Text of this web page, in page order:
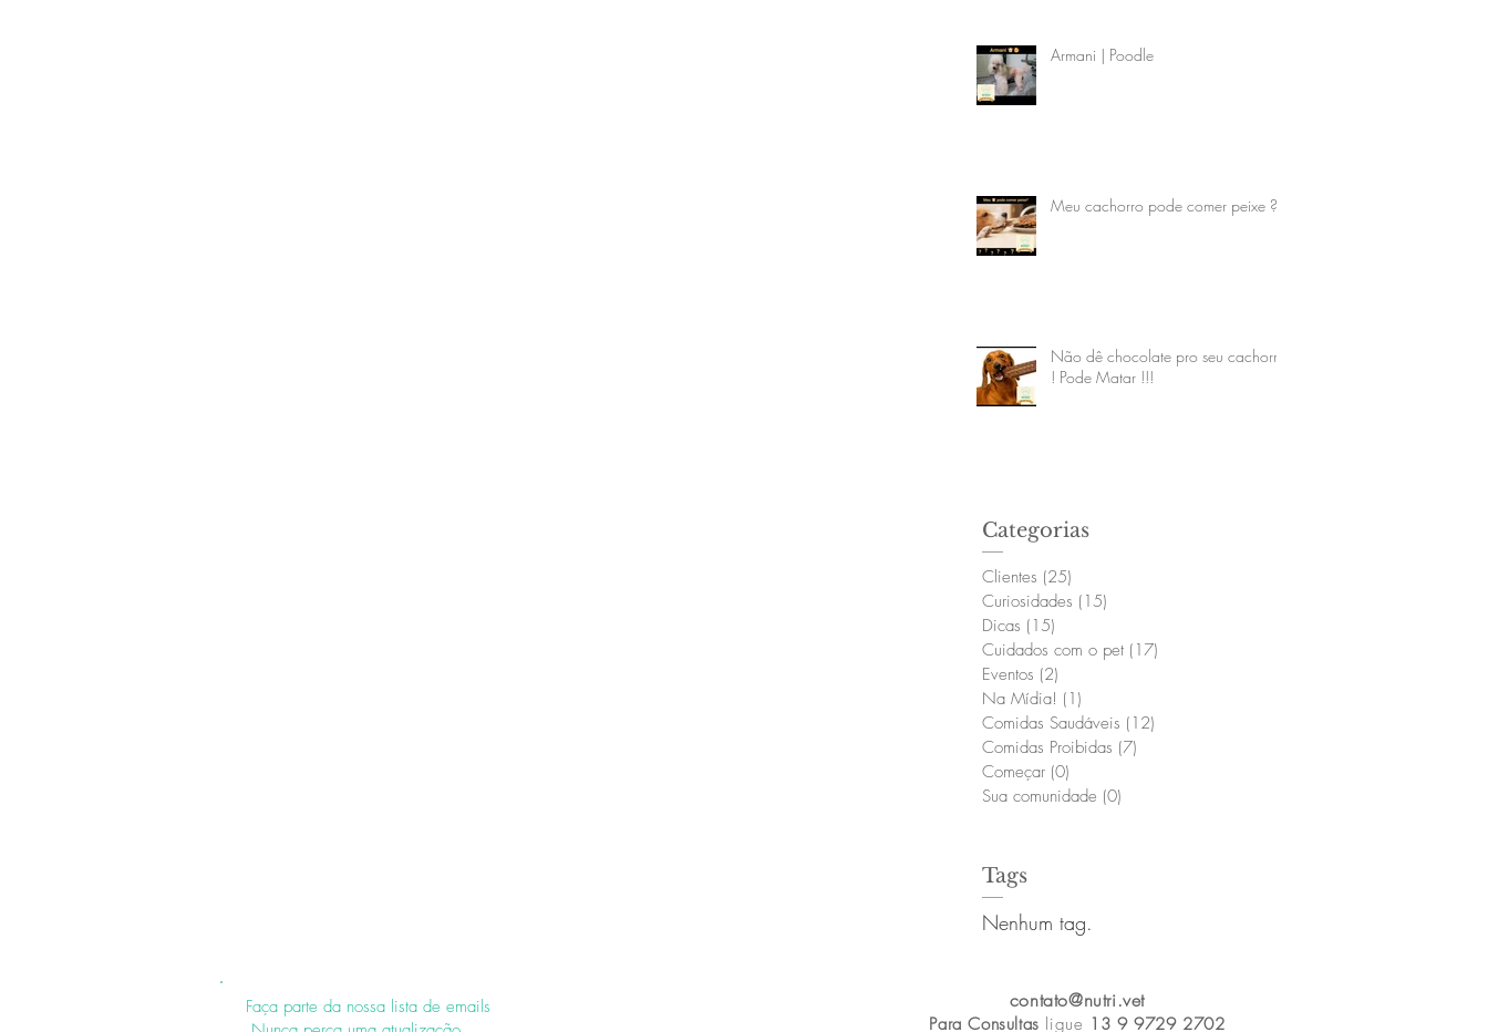
Armani | Poodle
Meu cachorro pode comer peixe ?
Não dê chocolate pro seu cachorro
! Pode Matar !!!
Categorias
Clientes (25)
Curiosidades (15)
Dicas (15)
Cuidados com o pet (17)
Eventos (2)
Na Mídia! (1)
Comidas Saudáveis (12)
Comidas Proibidas (7)
Começar (0)
Sua comunidade (0)
Tags
Nenhum tag.
Faça parte da nossa lista de emails
contato@nutri.vet
Para Consultas ligue 13 9 9729 2702